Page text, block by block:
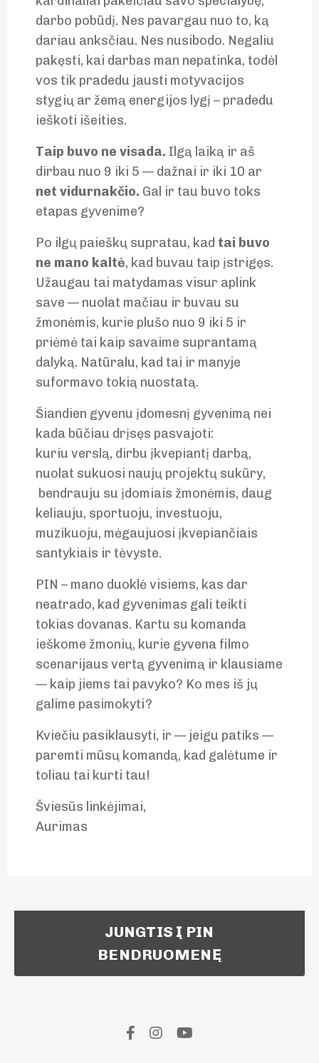
darbo pobūdį. Nes pavargau nuo to, ką
dariau anksčiau. Nes nusibodo. Negaliu
pakęsti, kai darbas man nepatinka, todėl
vos tik pradedu jausti motyvacijos
stygių ar žemą energijos lygį – pradedu
ieškoti išeities.
Taip buvo ne visada. Ilgą laiką ir aš
dirbau nuo 9 iki 5 — dažnai ir iki 10 ar
net vidurnakčio. Gal ir tau buvo toks
etapas gyvenime?
Po ilgų paieškų supratau, kad tai buvo
ne mano kaltė, kad buvau taip įstrigęs.
Užaugau tai matydamas visur aplink
save — nuolat mačiau ir buvau su
žmonėmis, kurie plušo nuo 9 iki 5 ir
priėmė tai kaip savaime suprantamą
dalyką. Natūralu, kad tai ir manyje
suformavo tokią nuostatą.
Šiandien gyvenu įdomesnį gyvenimą nei
kada būčiau drįsęs pasvajoti:
kuriu verslą, dirbu įkvepiantį darbą,
nuolat sukuosi naujų projektų sukūry,
bendrauju su įdomiais žmonėmis, daug
keliauju, sportuoju, investuoju,
muzikuoju, mėgaujuosi įkvepiančiais
santykiais ir tėvyste.
PIN – mano duoklė visiems, kas dar
neatrado, kad gyvenimas gali teikti
tokias dovanas. Kartu su komanda
ieškome žmonių, kurie gyvena filmo
scenarijaus vertą gyvenimą ir klausiame
— kaip jiems tai pavyko? Ko mes iš jų
galime pasimokyti?
Kviečiu pasiklausyti, ir — jeigu patiks —
paremti mūsų komandą, kad galėtume ir
toliau tai kurti tau!
Šviesūs linkėjimai,
Aurimas
JUNGTIS Į PIN
BENDRUOMENĘ